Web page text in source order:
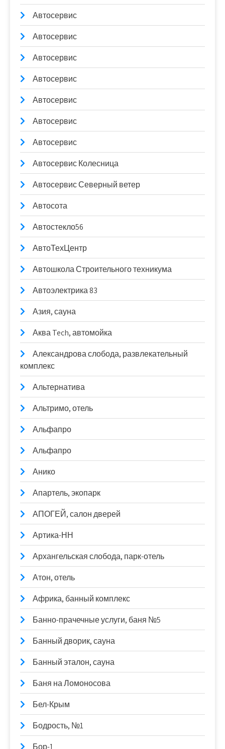
Автосервис
Автосервис
Автосервис
Автосервис
Автосервис
Автосервис
Автосервис
Автосервис Колесница
Автосервис Северный ветер
Автосота
Автостекло56
АвтоТехЦентр
Автошкола Строительного техникума
Автоэлектрика 83
Азия, сауна
Аква Tech, автомойка
Александрова слобода, развлекательный
комплекс
Альтернатива
Альтримо, отель
Альфапро
Альфапро
Анико
Апартель, экопарк
АПОГЕЙ, салон дверей
Артика-НН
Архангельская слобода, парк-отель
Атон, отель
Африка, банный комплекс
Банно-прачечные услуги, баня №5
Банный дворик, сауна
Банный эталон, сауна
Баня на Ломоносова
Бел-Крым
Бодрость, №1
Бор-1